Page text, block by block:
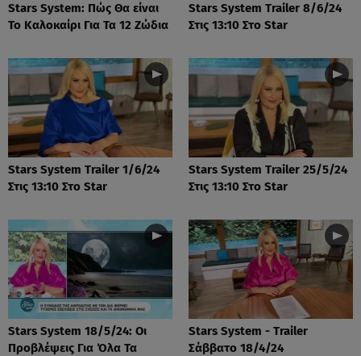
Stars System: Πώς Θα είναι
Το Καλοκαίρι Για Τα 12 Ζώδια
Stars System Trailer 8/6/24
Στις 13:10 Στο Star
Stars System Trailer 1/6/24
Στις 13:10 Στο Star
Stars System Trailer 25/5/24
Στις 13:10 Στο Star
Stars System 18/5/24: Οι
Προβλέψεις Για Όλα Τα
Stars System - Trailer
Σάββατο 18/4/24